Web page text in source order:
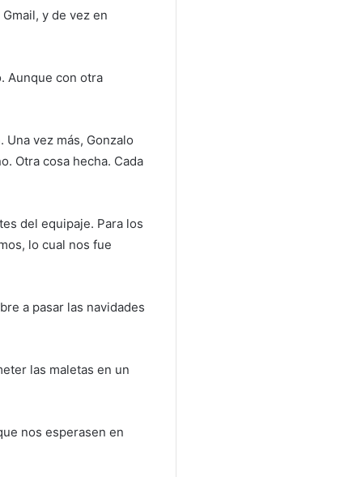
y de vez en
Aunque con otra
vez más, Gonzalo
Otra cosa hecha. Cada
del equipaje. Para los
lo cual nos fue
a pasar las navidades
las maletas en un
nos esperasen en